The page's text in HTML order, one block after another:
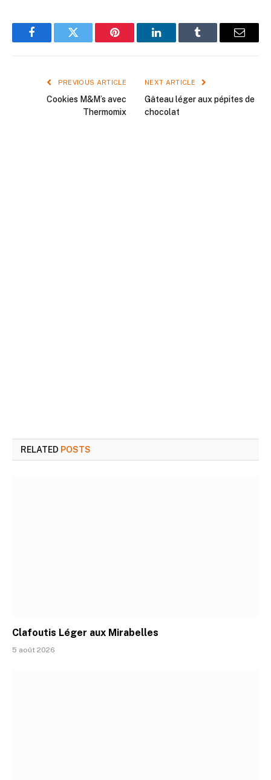
FacebookTwitter Pinterest LinkedInTumblr Email
PREVIOUS ARTICLE
Cookies M&M’s avec
Thermomix
NEXT ARTICLE
Gâteau léger aux pépites de
chocolat
RELATED POSTS
Clafoutis Léger aux Mirabelles
5 août 2026